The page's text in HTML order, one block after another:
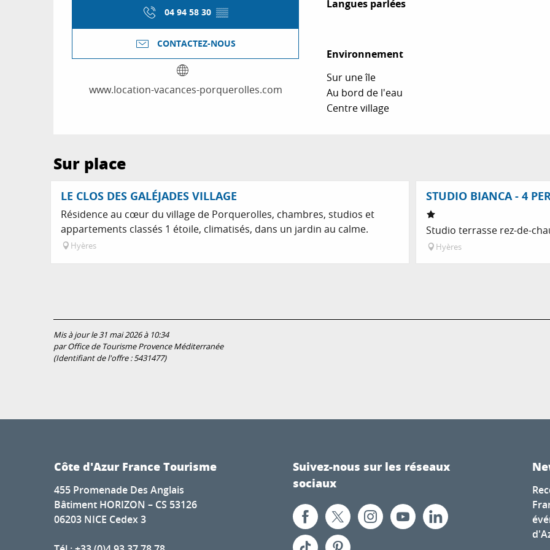
04 94 58 30 ▒▒
CONTACTEZ-NOUS
www.location-vacances-porquerolles.com
Langues parlées
Langues parlées
Environnement
Environnement
Sur une île
Au bord de l'eau
Centre village
Sur place
LE CLOS DES GALÉJADES VILLAGE
Résidence au cœur du village de Porquerolles, chambres, studios et
appartements classés 1 étoile, climatisés, dans un jardin au calme.
Hyères
STUDIO BIANCA - 4
Studio terrasse rez-de-
Hyères
Mis à jour le 31 mai 2026 à 10:34
par Office de Tourisme Provence Méditerranée
(Identifiant de l'offre :5431477)
Côte d'Azur France Tourisme
455 Promenade Des Anglais
Bâtiment HORIZON – CS 53126
06203 NICE Cedex 3
Suivez-nous sur les réseaux
sociaux